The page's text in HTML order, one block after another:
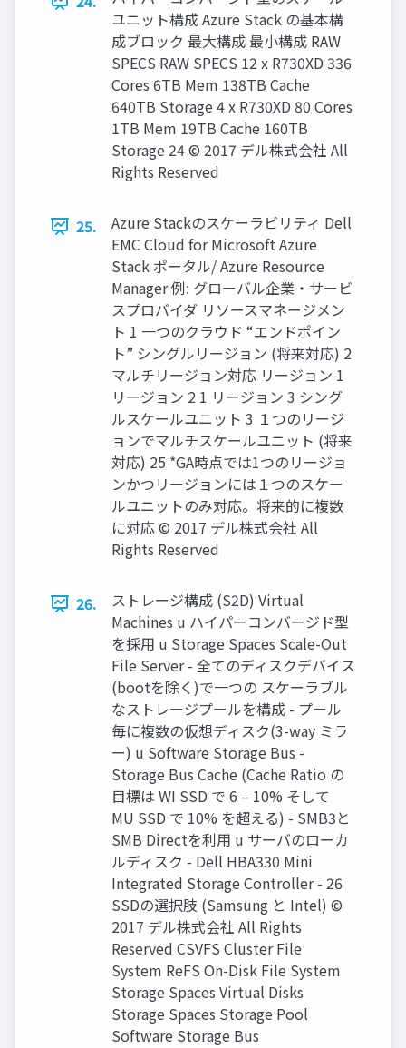
ユニット構成 Azure Stack の基本構
成ブロック 最⼤構成 最⼩構成 RAW
SPECS RAW SPECS 12 x R730XD 336
Cores 6TB Mem 138TB Cache
640TB Storage 4 x R730XD 80 Cores
1TB Mem 19TB Cache 160TB
Storage 24 © 2017 デル株式会社 All
Rights Reserved
25.
Azure Stackのスケーラビリティ Dell
EMC Cloud for Microsoft Azure
Stack ポータル/ Azure Resource
Manager 例: グローバル企業・サービ
スプロバイダ リソースマネージメン
ト 1 一つのクラウド “エンドポイン
ト” シングルリージョン (将来対応) 2
マルチリージョン対応 リージョン 1
リージョン 2 1 リージョン 3 シング
ルスケールユニット 3 １つのリージ
ョンでマルチスケールユニット (将来
対応) 25 *GA時点では1つのリージョ
ンかつリージョンには１つのスケー
ルユニットのみ対応。将来的に複数
に対応 © 2017 デル株式会社 All
Rights Reserved
26.
ストレージ構成 (S2D) Virtual
Machines u ハイパーコンバージド型
を採用 u Storage Spaces Scale-Out
File Server - 全てのディスクデバイス
(bootを除く)で一つの スケーラブル
なストレージプールを構成 - プール
毎に複数の仮想ディスク(3-way ミラ
ー) u Software Storage Bus -
Storage Bus Cache (Cache Ratio の
目標は WI SSD で 6 – 10% そして
MU SSD で 10% を超える) - SMB3と
SMB Directを利用 u サーバのローカ
ルディスク - Dell HBA330 Mini
Integrated Storage Controller - 26
SSDの選択肢 (Samsung と Intel) ©
2017 デル株式会社 All Rights
Reserved CSVFS Cluster File
System ReFS On-Disk File System
Storage Spaces Virtual Disks
Storage Spaces Storage Pool
Software Storage Bus